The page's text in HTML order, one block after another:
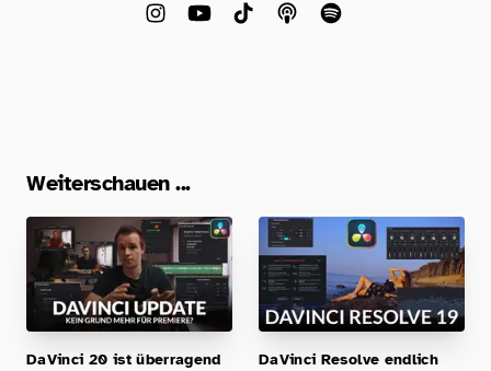
Weiterschauen ...
DaVinci 20 ist überragend
DaVinci Resolve endlich